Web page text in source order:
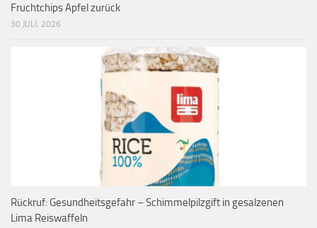
Fruchtchips Apfel zurück
30 JULI, 2026
Rückruf: Gesundheitsgefahr – Schimmelpilzgift in gesalzenen
Lima Reiswaffeln